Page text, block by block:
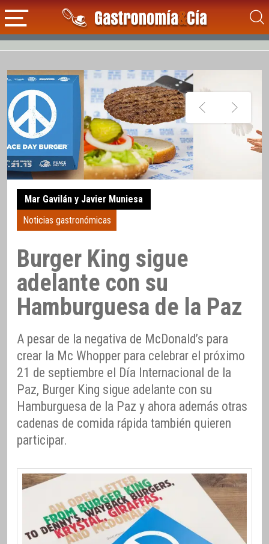
Mar Gavilán y Javier Muniesa
Noticias gastronómicas
Burger King sigue
adelante con su
Hamburguesa de la Paz
A pesar de la negativa de McDonald’s para
crear la Mc Whopper para celebrar el próximo
21 de septiembre el Día Internacional de la
Paz, Burger King sigue adelante con su
Hamburguesa de la Paz y ahora además otras
cadenas de comida rápida también quieren
participar.